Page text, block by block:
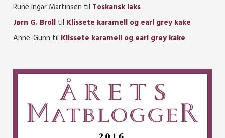
Rune Ingar Martinsen til Toskansk laks
Jørn G. Broll til Klissete karamell og earl grey kake
Anne-Gunn til Klissete karamell og earl grey kake